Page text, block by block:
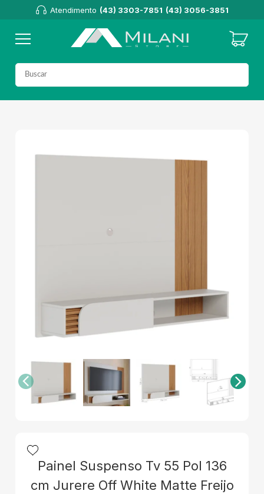
Atendimento (43) 3303-7851 (43) 3056-3851
Painel Suspenso Tv 55 Pol 136
cm Jurere Off White Matte Freijo